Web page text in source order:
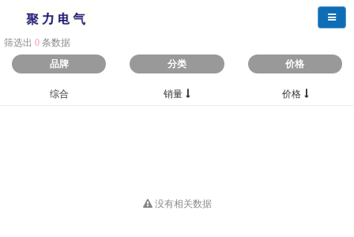
导航
筛选出 0 条数据
品牌
分类 价格
综合 销量 价格
没有相关数据